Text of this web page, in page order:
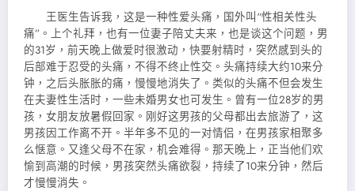
王医生告诉我，这是一种性爱头痛，国外叫“性相关性头
痛”。上个礼拜，也有一位妻子陪丈夫来，也是谈这个问题，男
的31岁，前天晚上做爱时很激动，快要射精时，突然感到头的
后部难于忍受的头痛，不得不终止性交。头痛持续大约10来分
钟，之后头胀胀的痛，慢慢地消失了。类似的头痛不但会发生
在夫妻性生活时，一些未婚男女也可发生。曾有一位28岁的男
孩，女朋友放暑假回家。刚好这男孩的父母都出去旅游了，这
男孩因工作离不开。半年多不见的一对情侣，在男孩家相聚多
么惬意。又逢父母不在家，机会难得。那天晚上，正当他们欢
愉到高潮的时候，男孩突然头痛欲裂，持续了10来分钟，然后
才慢慢消失。